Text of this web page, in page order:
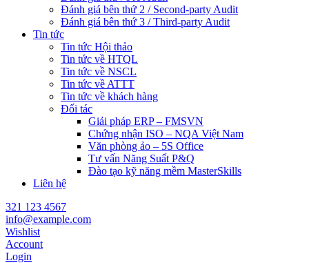
Đánh giá bên thứ 2 / Second-party Audit
Đánh giá bên thứ 3 / Third-party Audit
Tin tức
Tin tức Hội thảo
Tin tức về HTQL
Tin tức về NSCL
Tin tức về ATTT
Tin tức về khách hàng
Đối tác
Giải pháp ERP – FMSVN
Chứng nhận ISO – NQA Việt Nam
Văn phòng ảo – 5S Office
Tư vấn Năng Suất P&Q
Đào tạo kỹ năng mềm MasterSkills
Liên hệ
321 123 4567
info@example.com
Wishlist
Account
Login